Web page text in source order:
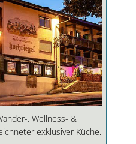
, Wellness- &
exklusiver Küche.